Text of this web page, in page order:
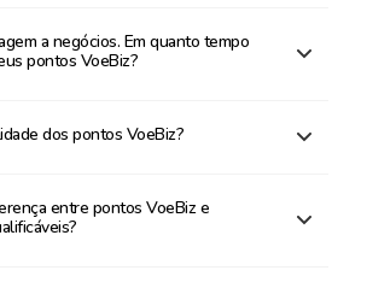
a negócios. Em quanto tempo
pontos VoeBiz?
dos pontos VoeBiz?
entre pontos VoeBiz e